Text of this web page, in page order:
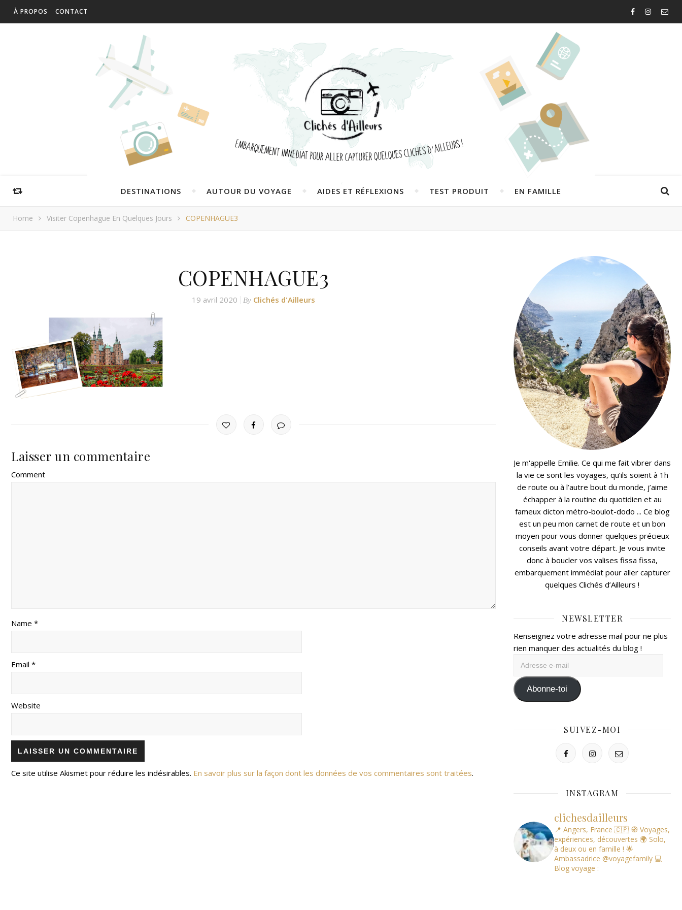
À PROPOS CONTACT
DESTINATIONS AUTOUR DU VOYAGE AIDES ET RÉFLEXIONS TEST PRODUIT EN FAMILLE
Home Visiter Copenhague En Quelques Jours COPENHAGUE3
COPENHAGUE3
19 avril 2020 By Clichés d'Ailleurs
Laisser un commentaire
Comment
Name *
Email *
Website
Ce site utilise Akismet pour réduire les indésirables. En savoir plus sur la façon dont les données de vos commentaires sont traitées.
Je m'appelle Emilie. Ce qui me fait vibrer dans
la vie ce sont les voyages, qu’ils soient à 1h
de route ou à l’autre bout du monde, j’aime
échapper à la routine du quotidien et au
fameux dicton métro-boulot-dodo ... Ce blog
est un peu mon carnet de route et un bon
moyen pour vous donner quelques précieux
conseils avant votre départ. Je vous invite
donc à boucler vos valises fissa fissa,
embarquement immédiat pour aller capturer
quelques Clichés d’Ailleurs !
NEWSLETTER
Renseignez votre adresse mail pour ne plus
rien manquer des actualités du blog !
mail Abonne-toi
SUIVEZ-MOI
INSTAGRAM
clichesdailleurs
📍 Angers, France 🇨🇵 🧭 Voyages,
expériences, découvertes 🌍 Solo,
à deux ou en famille ! 🌟
Ambassadrice @voyagefamily 💻
Blog voyage :